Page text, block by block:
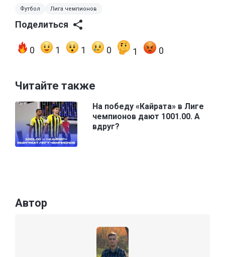
Футбол Лига чемпионов
Поделиться
0 1 1 0 1 0
Читайте также
На победу «Кайрата» в Лиге
чемпионов дают 1001.00. А
вдруг?
Автор